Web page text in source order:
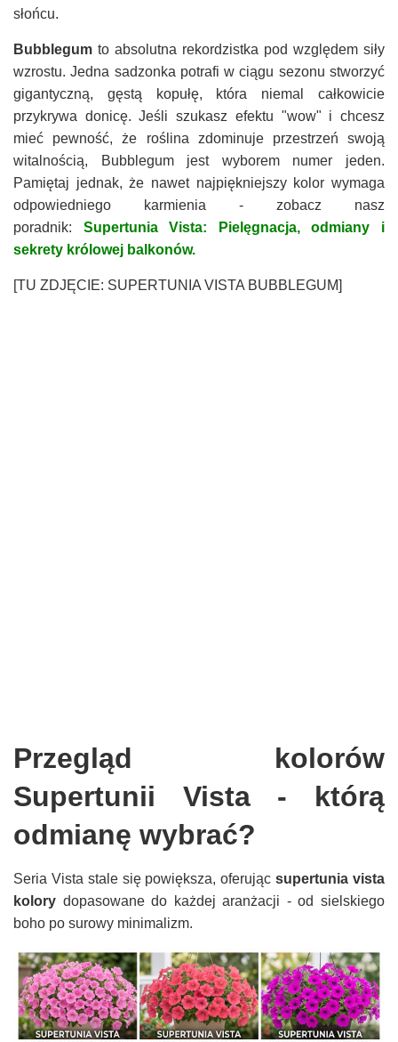
słońcu.
Bubblegum to absolutna rekordzistka pod względem siły
wzrostu. Jedna sadzonka potrafi w ciągu sezonu stworzyć
gigantyczną, gęstą kopułę, która niemal całkowicie
przykrywa donicę. Jeśli szukasz efektu "wow" i chcesz
mieć pewność, że roślina zdominuje przestrzeń swoją
witalnością, Bubblegum jest wyborem numer jeden.
Pamiętaj jednak, że nawet najpiękniejszy kolor wymaga
odpowiedniego karmienia - zobacz nasz
poradnik: Supertunia Vista: Pielęgnacja, odmiany i
sekrety królowej balkonów.
[TU ZDJĘCIE: SUPERTUNIA VISTA BUBBLEGUM]
Przegląd kolorów
Supertunii Vista - którą
odmianę wybrać?
Seria Vista stale się powiększa, oferującsupertunia vista
kolory dopasowane do każdej aranżacji - od sielskiego
boho po surowy minimalizm.